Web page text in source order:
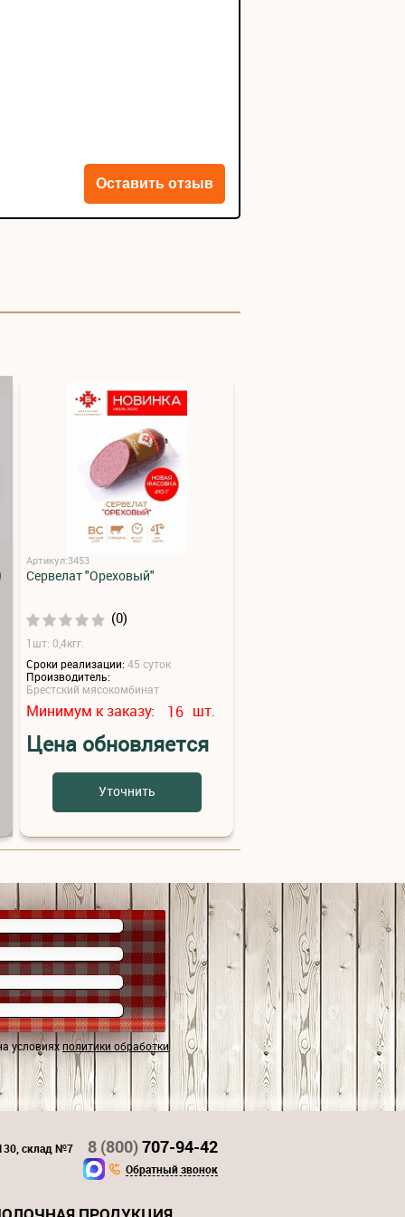
Артикул:3453
Сервелат "Ореховый"
(0)
1шт: 0,4кгг.
Сроки реализации:45 суток
Производитель:
Брестский мясокомбинат
Минимум к заказу: 16 шт.
Цена обновляется
Уточнить
условияхполитики обработки
склад №7 8 (800)707-94-42
Обратный звонок